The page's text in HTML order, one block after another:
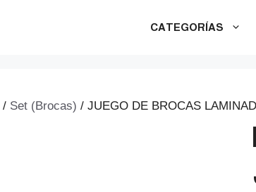
CATEGORÍAS
/ Set (Brocas) / JUEGO DE BROCAS